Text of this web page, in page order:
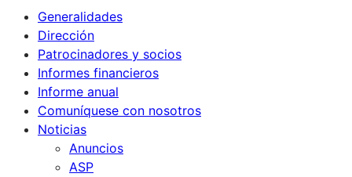
Generalidades
Dirección
Patrocinadores y socios
Informes financieros
Informe anual
Comuníquese con nosotros
Noticias
Anuncios
ASP